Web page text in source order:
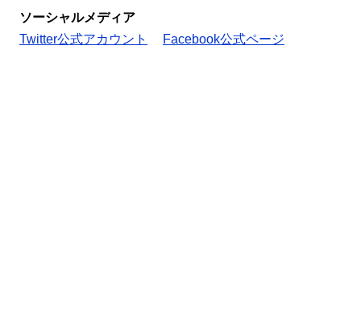
ソーシャルメディア
Twitter公式アカウント
Facebook公式ページ